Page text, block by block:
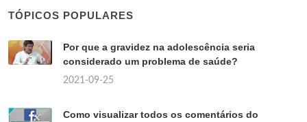
TÓPICOS POPULARES
Por que a gravidez na adolescência seria
considerado um problema de saúde?
2021-09-25
Como visualizar todos os comentários do